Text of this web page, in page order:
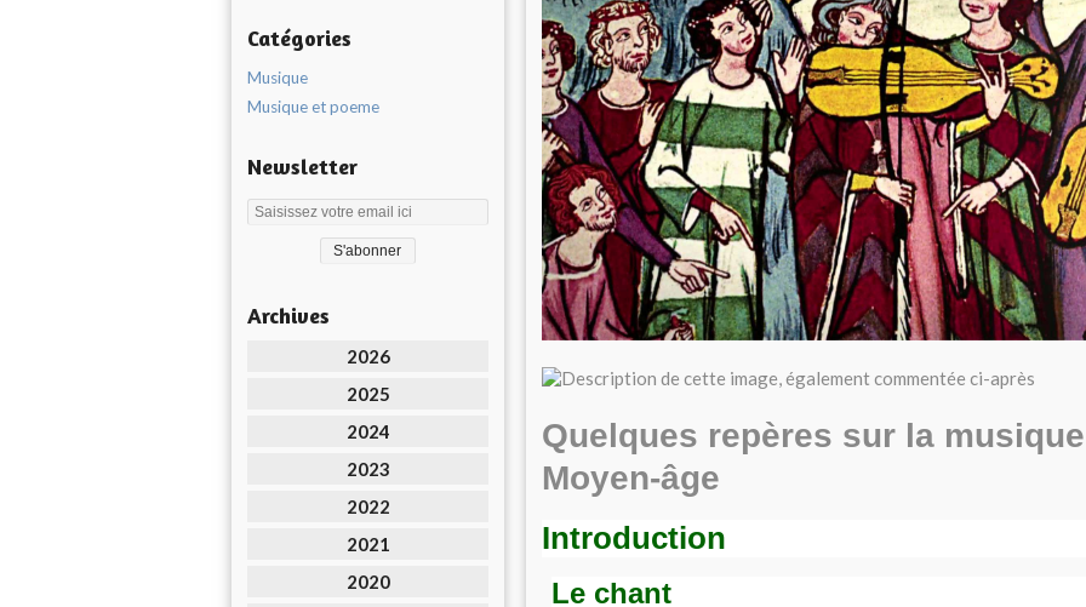
Catégories
Musique
Musique et poeme
Newsletter
Archives
2026
2025
2024
2023
2022
2021
2020
Quelques repères sur la
Moyen-âge
Introduction
Le chant